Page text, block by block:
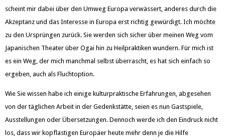
scheint mir dabei über den Umweg Europa verwässert, anderes durch die
Akzeptanz und das Interesse in Europa erst richtig gewürdigt. Ich möchte
zu den Ursprüngen zurück. Sie werden sich sicher über meinen Weg vom
Japanischen Theater über Ogai hin zu Heilpraktiken wundern. Für mich ist
es ein Weg, der mich manchmal selbst überrascht, es hat sich einfach so
ergeben, auch als Fluchtoption.
Wie Sie wissen habe ich einige kulturpraktische Erfahrungen, abgesehen
von der täglichen Arbeit in der Gedenkstätte, seien es nun Gastspiele,
Ausstellungen oder Übersetzungen. Dennoch werde ich den Eindruck nicht
los, dass wir kopflastigen Europäer heute mehr denn je die Hilfe